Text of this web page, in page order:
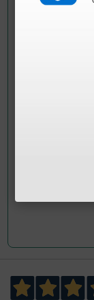
¿Todavía
Envía ahora
han